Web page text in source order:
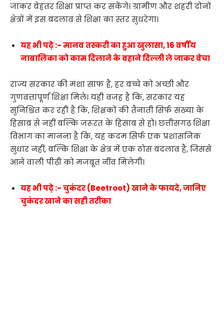
जाकर बेहतर शिक्षा प्राप्त कर सकेंगे। ग्रामीण और शहरी दोनों
क्षेत्रों में इस बदलाव से शिक्षा का स्तर सुधरेगा।
यह भी पढ़े :- मानव तस्करी का हुआ खुलासा, 16 वर्षीय
नाबालिका को काम दिलाने के बहाने दिल्ली ले जाकर बेचा
राज्य सरकार की मंशा साफ है, हर बच्चे को अच्छी और
गुणवत्तापूर्ण शिक्षा मिले। यही वजह है कि, सरकार यह
सुनिश्चित कर रही है कि, शिक्षकों की तैनाती सिर्फ संख्या के
हिसाब से नहीं बल्कि जरूरत के हिसाब से हो। छत्तीसगढ़ शिक्षा
विभाग का मानना है कि, यह कदम सिर्फ एक प्रशासनिक
सुधार नहीं, बल्कि शिक्षा के क्षेत्र में एक ठोस बदलाव है, जिससे
आने वाली पीढ़ी को मजबूत नींव मिलेगी।
यह भी पढ़े :- चुकंदर (Beetroot) खाने के फायदे, जानिए
चुकंदर खाने का सही तरीका